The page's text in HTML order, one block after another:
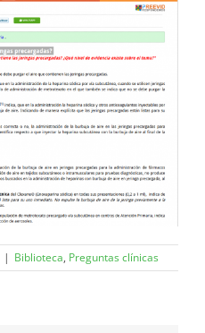
| Biblioteca, Preguntas clínicas